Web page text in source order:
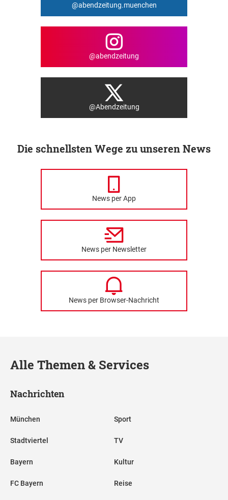
@abendzeitung.muenchen
@abendzeitung
@Abendzeitung
Die schnellsten Wege zu unseren News
News per App
News per Newsletter
News per Browser-Nachricht
Alle Themen & Services
Nachrichten
München
Stadtviertel
Bayern
FC Bayern
Sport
TV
Kultur
Reise